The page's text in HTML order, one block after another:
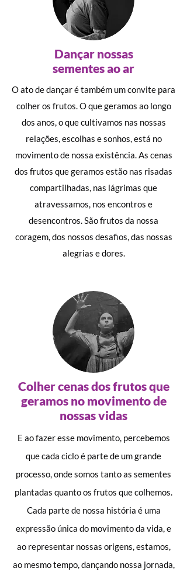
Dançar nossas
sementes ao ar
O ato de dançar é também um convite para
colher os frutos. O que geramos ao longo
dos anos, o que cultivamos nas nossas
relações, escolhas e sonhos, está no
movimento de nossa existência. As cenas
dos frutos que geramos estão nas risadas
compartilhadas, nas lágrimas que
atravessamos, nos encontros e
desencontros. São frutos da nossa
coragem, dos nossos desafios, das nossas
alegrias e dores.
Colher cenas dos frutos que
geramos no movimento de
nossas vidas
E ao fazer esse movimento, percebemos
que cada ciclo é parte de um grande
processo, onde somos tanto as sementes
plantadas quanto os frutos que colhemos.
Cada parte de nossa história é uma
expressão única do movimento da vida, e
ao representar nossas origens, estamos,
ao mesmo tempo, dançando nossa jornada,